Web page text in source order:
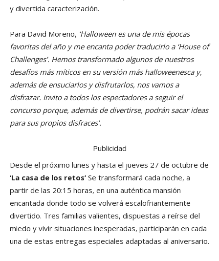
y divertida caracterización.
Para David Moreno, ‘Halloween es una de mis épocas
favoritas del año y me encanta poder traducirlo a ‘House of
Challenges’. Hemos transformado algunos de nuestros
desafíos más míticos en su versión más halloweenesca y,
además de ensuciarlos y disfrutarlos, nos vamos a
disfrazar. Invito a todos los espectadores a seguir el
concurso porque, además de divertirse, podrán sacar ideas
para sus propios disfraces’.
Publicidad
Desde el próximo lunes y hasta el jueves 27 de octubre de
‘La casa de los retos’ Se transformará cada noche, a
partir de las 20:15 horas, en una auténtica mansión
encantada donde todo se volverá escalofriantemente
divertido. Tres familias valientes, dispuestas a reírse del
miedo y vivir situaciones inesperadas, participarán en cada
una de estas entregas especiales adaptadas al aniversario.